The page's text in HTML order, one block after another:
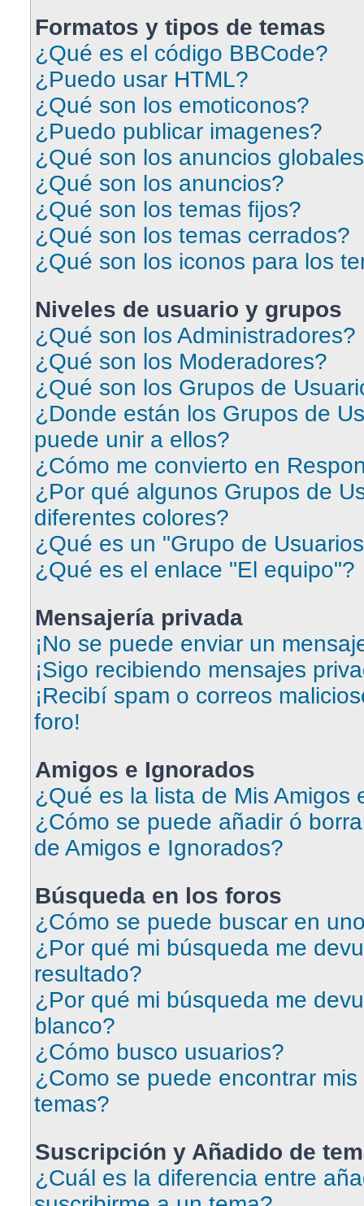
Formatos y tipos de temas
¿Qué es el código BBCode?
¿Puedo usar HTML?
¿Qué son los emoticonos?
¿Puedo publicar imagenes?
¿Qué son los anuncios
¿Qué son los anuncios?
¿Qué son los temas fijos?
¿Qué son los temas cerrados?
¿Qué son los iconos para los
Niveles de usuario y grupos
¿Qué son los Administradores?
¿Qué son los Moderadores?
¿Qué son los Grupos de
¿Donde están los Grupos de
puede unir a ellos?
¿Cómo me convierto en
¿Por qué algunos Grupos de
diferentes colores?
¿Qué es un "Grupo de
¿Qué es el enlace "El equipo"?
Mensajería privada
¡No se puede enviar un
¡Sigo recibiendo mensajes
¡Recibí spam o correos
foro!
Amigos e Ignorados
¿Qué es la lista de Mis Amigos
¿Cómo se puede añadir ó
de Amigos e Ignorados?
Búsqueda en los foros
¿Cómo se puede buscar en
¿Por qué mi búsqueda me
resultado?
¿Por qué mi búsqueda me
blanco?
¿Cómo busco usuarios?
¿Como se puede encontrar
temas?
Suscripción y Añadido de
¿Cuál es la diferencia entre